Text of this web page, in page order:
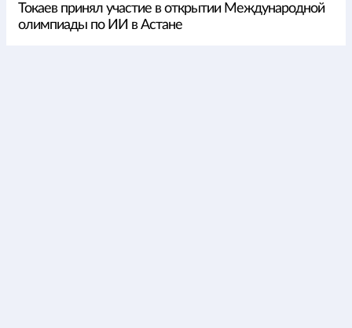
Токаев принял участие в открытии Международной
олимпиады по ИИ в Астане